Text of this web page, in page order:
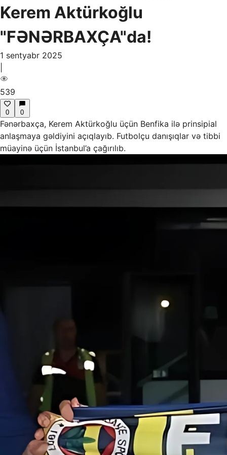
Kerem Aktürkoğlu
"FƏNƏRBAXÇA"da!
1 sentyabr 2025
539
0 0
Fənərbaxça, Kerem Aktürkoğlu üçün Benfika ilə prinsipial
anlaşmaya gəldiyini açıqlayıb. Futbolçu danışıqlar və tibbi
müayinə üçün İstanbul’a çağırılıb.